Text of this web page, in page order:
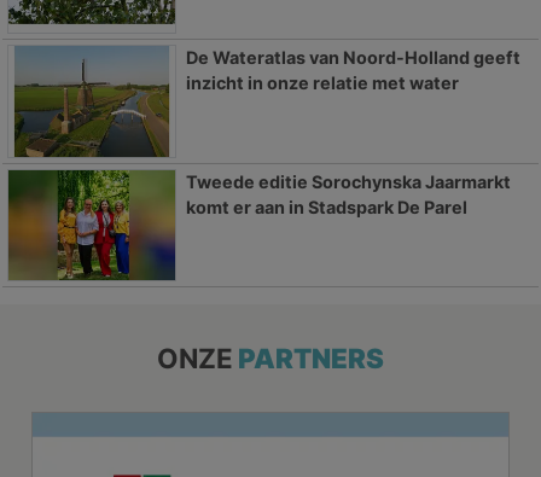
De Wateratlas van Noord-Holland geeft
inzicht in onze relatie met water
Tweede editie Sorochynska Jaarmarkt
komt er aan in Stadspark De Parel
ONZE PARTNERS